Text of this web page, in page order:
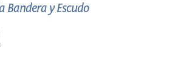
Bandera y Escudo